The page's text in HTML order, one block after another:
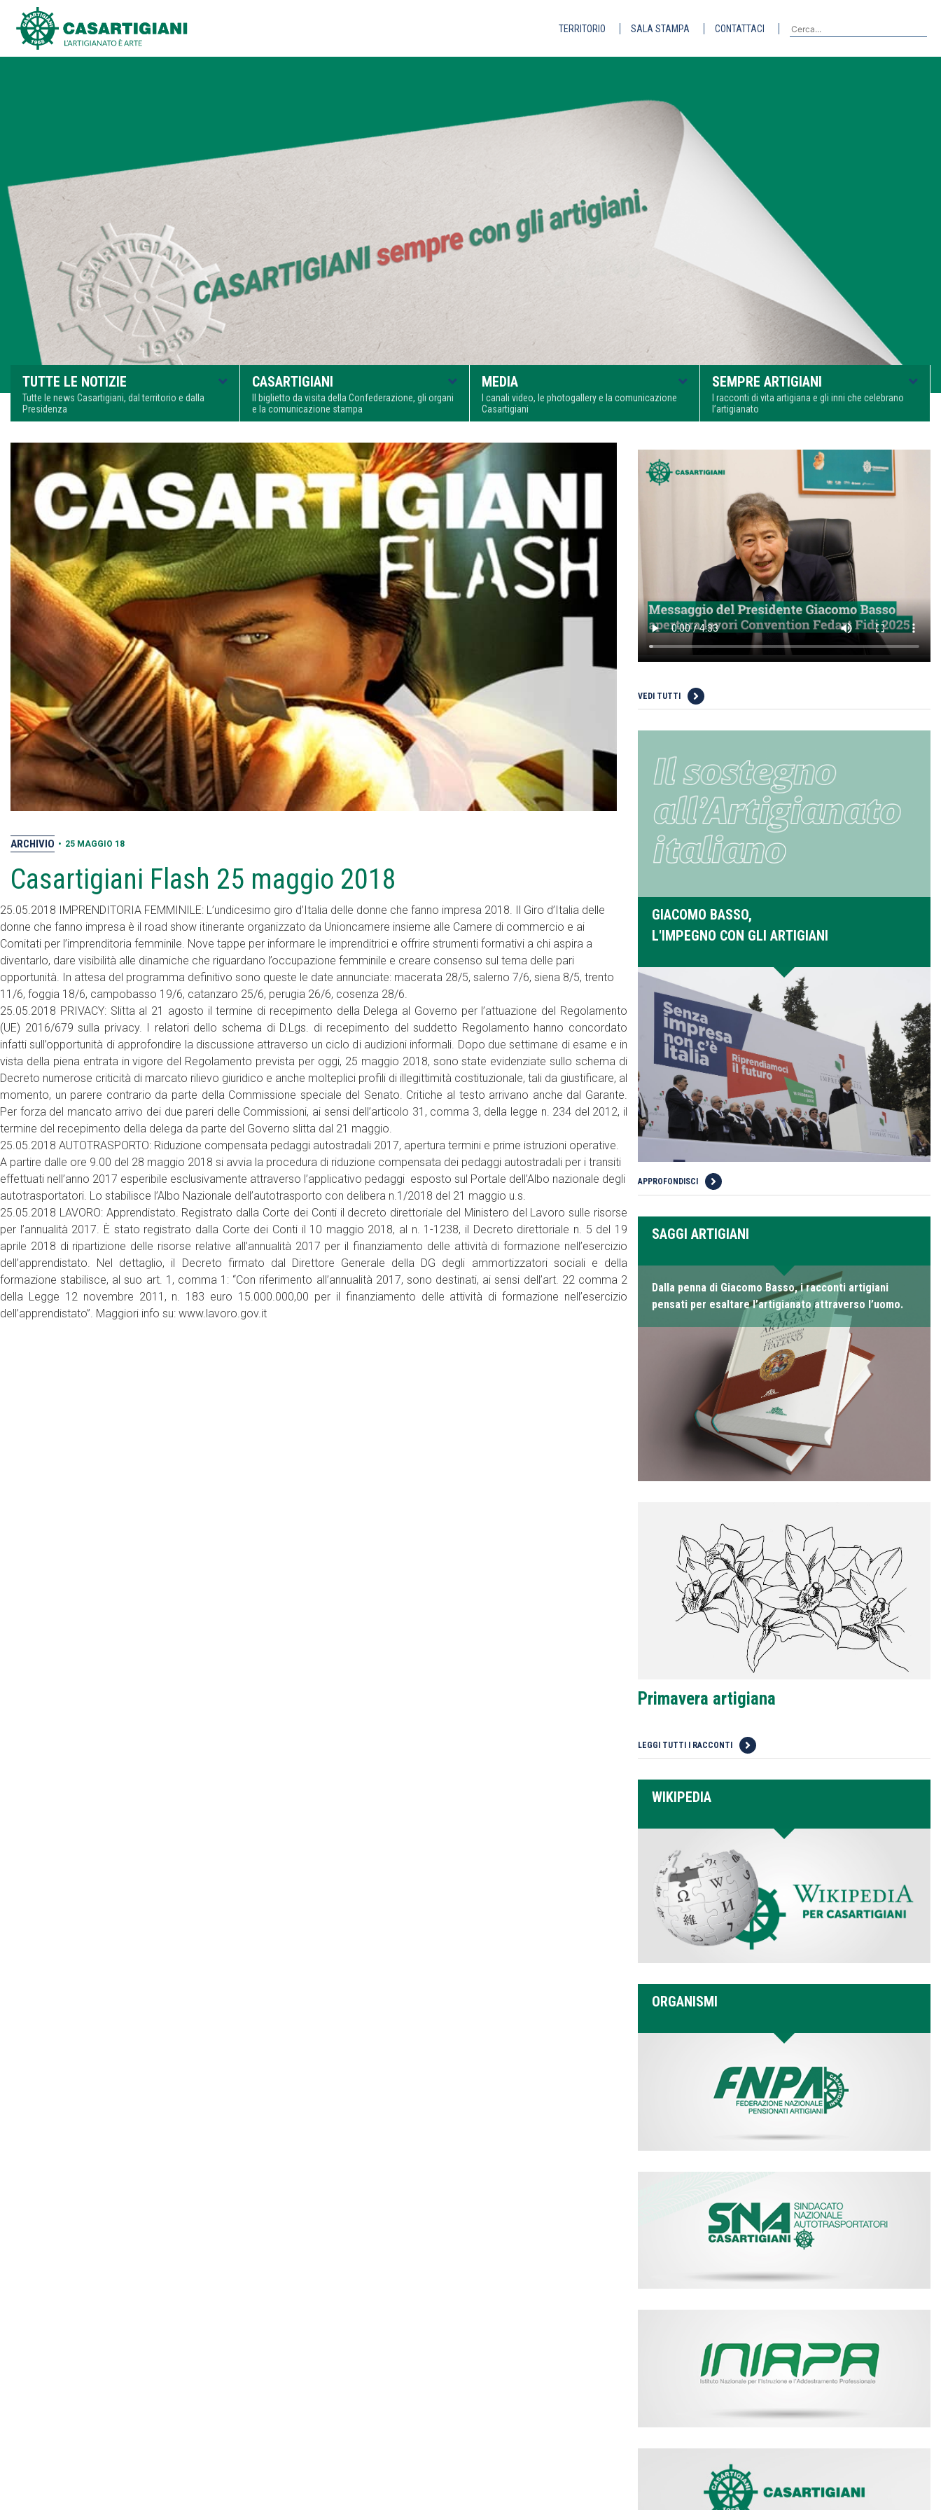
TERRITORIO SALA STAMPA CONTATTACI
TUTTE LE NOTIZIE
Tutte le news Casartigiani, dal territorio e dalla
Presidenza
CASARTIGIANI
Il biglietto da visita della Confederazione, gli organi
e la comunicazione stampa
MEDIA
I canali video, le photogallery e la comunicazione
Casartigiani
SEMPRE ARTIGIANI
I racconti di vita artigiana e gli inni che celebrano
l’artigianato
ARCHIVIO • 25 MAGGIO 18
Casartigiani Flash 25 maggio 2018
25.05.2018 IMPRENDITORIA FEMMINILE: L’undicesimo giro d’Italia delle donne che fanno impresa 2018. Il Giro d’Italia delle
donne che fanno impresa è il road show itinerante organizzato da Unioncamere insieme alle Camere di commercio e ai
Comitati per l’imprenditoria femminile. Nove tappe per informare le imprenditrici e offrire strumenti formativi a chi aspira a
diventarlo, dare visibilità alle dinamiche che riguardano l’occupazione femminile e creare consenso sul tema delle pari
opportunità. In attesa del programma definitivo sono queste le date annunciate: macerata 28/5, salerno 7/6, siena 8/5, trento
11/6, foggia 18/6, campobasso 19/6, catanzaro 25/6, perugia 26/6, cosenza 28/6.
25.05.2018 PRIVACY: Slitta al 21 agosto il termine di recepimento della Delega al Governo per l’attuazione del Regolamento
(UE) 2016/679 sulla privacy. I relatori dello schema di D.Lgs. di recepimento del suddetto Regolamento hanno concordato
infatti sull’opportunità di approfondire la discussione attraverso un ciclo di audizioni informali. Dopo due settimane di esame e in
vista della piena entrata in vigore del Regolamento prevista per oggi, 25 maggio 2018, sono state evidenziate sullo schema di
Decreto numerose criticità di marcato rilievo giuridico e anche molteplici profili di illegittimità costituzionale, tali da giustificare, al
momento, un parere contrario da parte della Commissione speciale del Senato. Critiche al testo arrivano anche dal Garante.
Per forza del mancato arrivo dei due pareri delle Commissioni, ai sensi dell’articolo 31, comma 3, della legge n. 234 del 2012, il
termine del recepimento della delega da parte del Governo slitta dal 21 maggio.
25.05.2018 AUTOTRASPORTO: Riduzione compensata pedaggi autostradali 2017, apertura termini e prime istruzioni operative.
A partire dalle ore 9.00 del 28 maggio 2018 si avvia la procedura di riduzione compensata dei pedaggi autostradali per i transiti
effettuati nell’anno 2017 esperibile esclusivamente attraverso l’applicativo pedaggi esposto sul Portale dell’Albo nazionale degli
autotrasportatori. Lo stabilisce l’Albo Nazionale dell’autotrasporto con delibera n.1/2018 del 21 maggio u.s.
25.05.2018 LAVORO: Apprendistato. Registrato dalla Corte dei Conti il decreto direttoriale del Ministero del Lavoro sulle risorse
per l’annualità 2017. È stato registrato dalla Corte dei Conti il 10 maggio 2018, al n. 1-1238, il Decreto direttoriale n. 5 del 19
aprile 2018 di ripartizione delle risorse relative all’annualità 2017 per il finanziamento delle attività di formazione nell’esercizio
dell’apprendistato. Nel dettaglio, il Decreto firmato dal Direttore Generale della DG degli ammortizzatori sociali e della
formazione stabilisce, al suo art. 1, comma 1: “Con riferimento all’annualità 2017, sono destinati, ai sensi dell’art. 22 comma 2
della Legge 12 novembre 2011, n. 183 euro 15.000.000,00 per il finanziamento delle attività di formazione nell’esercizio
dell’apprendistato”. Maggiori info su: www.lavoro.gov.it
VEDI TUTTI
GIACOMO BASSO,
L'IMPEGNO CON GLI ARTIGIANI
APPROFONDISCI
SAGGI ARTIGIANI
Dalla penna di Giacomo Basso, i racconti artigiani
pensati per esaltare l’artigianato attraverso l’uomo.
Primavera artigiana
LEGGI TUTTI I RACCONTI
WIKIPEDIA
ORGANISMI